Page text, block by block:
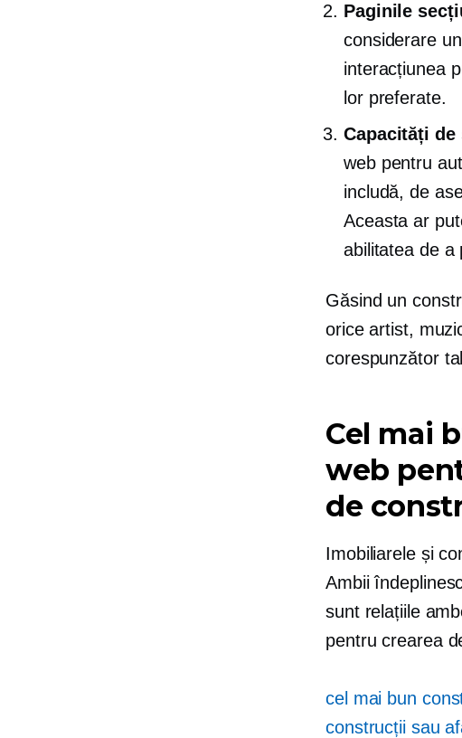
Paginile
considerare
interacțiunea
lor preferate.
Capacități
web pentru
includă, de
Aceasta ar
abilitatea de a
Găsind un
orice artist,
corespunzător
Cel mai
web
de
Imobiliarele și
Ambii
sunt relațiile
pentru crearea
cel mai bun
construcții sau